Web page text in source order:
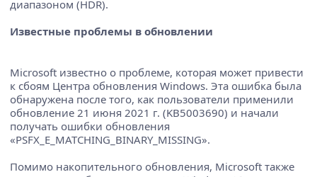
диапазоном (HDR).
Известные проблемы в обновлении
Microsoft известно о проблеме, которая может привести
к сбоям Центра обновления Windows. Эта ошибка была
обнаружена после того, как пользователи применили
обновление 21 июня 2021 г. (KB5003690) и начали
получать ошибки обновления
«PSFX_E_MATCHING_BINARY_MISSING».
Помимо накопительного обновления, Microsoft также